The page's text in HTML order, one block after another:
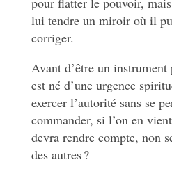
lui tendre un miroir où il
corriger.
Avant d’être un
est né d’une urgence
exercer l’autorité sans se
commander, si l’on en
devra rendre compte, non
des autres ?